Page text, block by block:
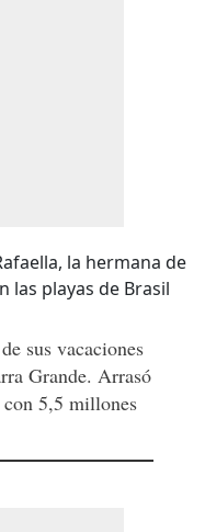
sus vacaciones
Grande. Arrasó
con 5,5 millones